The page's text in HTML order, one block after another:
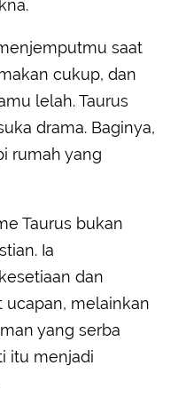
saat
cukup, dan
lelah. Taurus
drama. Baginya,
rumah yang
Taurus bukan
Ia
dan
ucapan, melainkan
yang serba
itu menjadi